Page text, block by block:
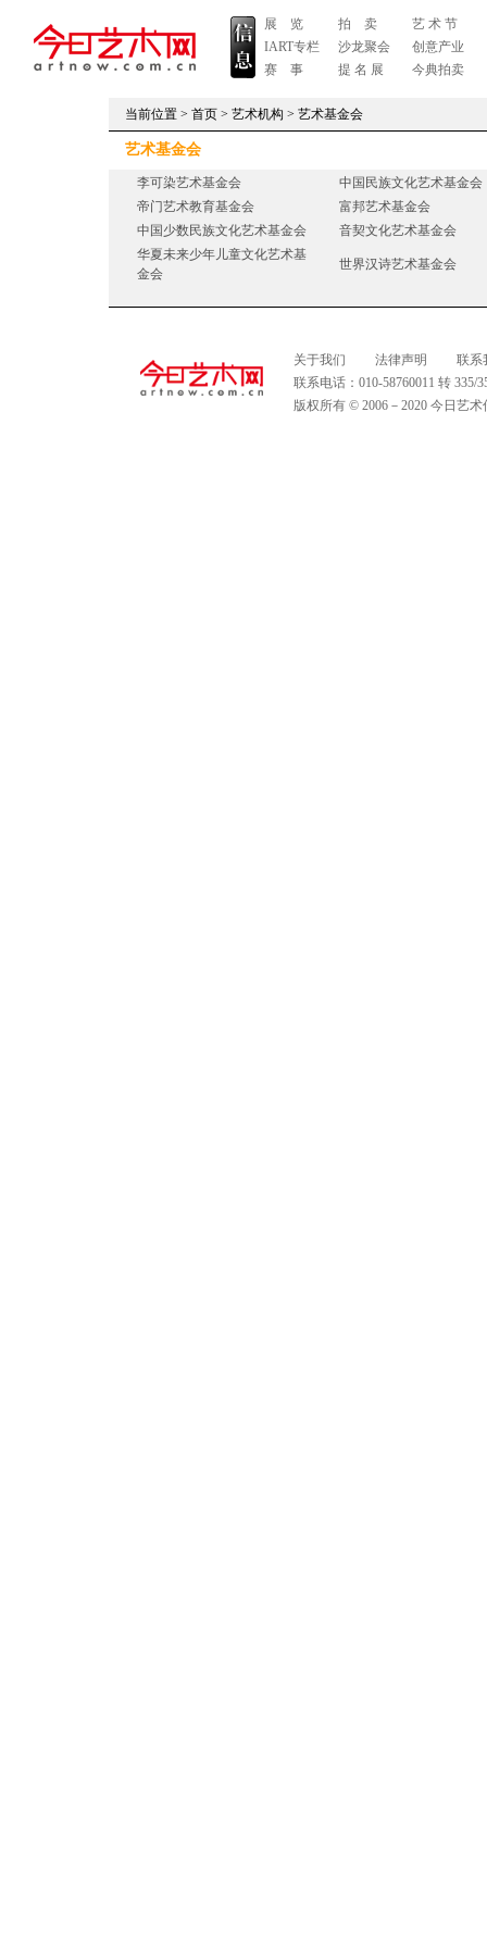
展 览
IART专栏
赛 事
拍 卖
沙龙聚会
提 名 展
艺 术 节
创意产业
今典拍卖
当前位置 > 首页 > 艺术机构 > 艺术基金会
艺术基金会
李可染艺术基金会
中国民族文化艺术基金会
帝门艺术教育基金会
富邦艺术基金会
中国少数民族文化艺术基金会
音契文化艺术基金会
华夏未来少年儿童文化艺术基
金会
世界汉诗艺术基金会
关于我们 法律声明
联系
联系电话：010-58760011 转
版权所有 © 2006－2020 今日艺